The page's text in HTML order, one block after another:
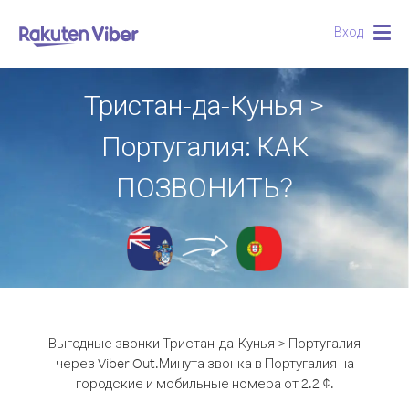
Вход
Тристан-да-Кунья >
Португалия: КАК
ПОЗВОНИТЬ?
Выгодные звонки Тристан-да-Кунья > Португалия
через Viber Out.Минута звонка в Португалия на
городские и мобильные номера от 2.2 ¢.